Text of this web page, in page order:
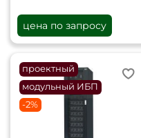
цена по запросу
проектный
модульный ИБП
-2%